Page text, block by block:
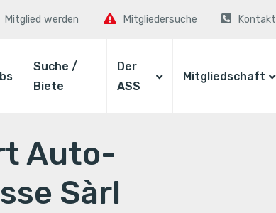
Mitglied werden Mitgliedersuche Kontakt
Suche /
Biete
Der
ASS
Mitgliedschaft
Auto-
Sàrl